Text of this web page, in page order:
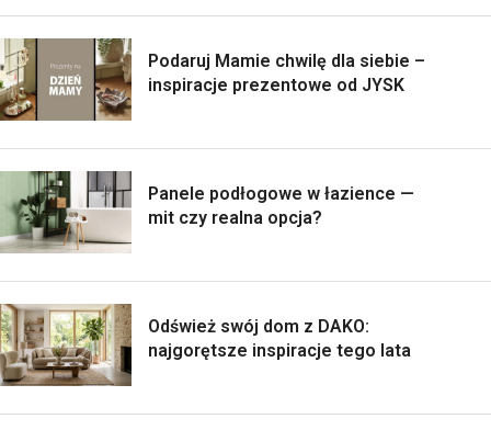
Podaruj Mamie chwilę dla siebie –
inspiracje prezentowe od JYSK
Panele podłogowe w łazience —
mit czy realna opcja?
Odśwież swój dom z DAKO:
najgorętsze inspiracje tego lata